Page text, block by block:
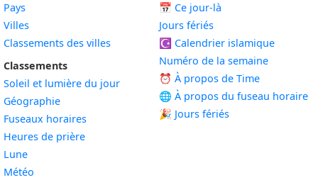
2026
Dans 32
minutes
Il y a 33
minutes
août
Dans 33
minutes
3 août
2026
Il y a 34
Pays
Villes
Classements des villes
Classements
Soleil et lumière du jour
Géographie
Fuseaux horaires
Heures de prière
Lune
Météo
📅 Ce jour-là
Jours fériés
☪️ Calendrier islamique
Numéro de la semaine
⏰ À propos de Time
🌐 À propos du fuseau horaire
🎉 Jours fériés